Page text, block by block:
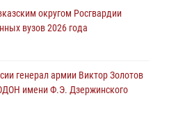
Росгвардии встретились с
округом Росгвардии
вузов 2026 года
генерал армии Виктор Золотов
имени Ф.Э. Дзержинского